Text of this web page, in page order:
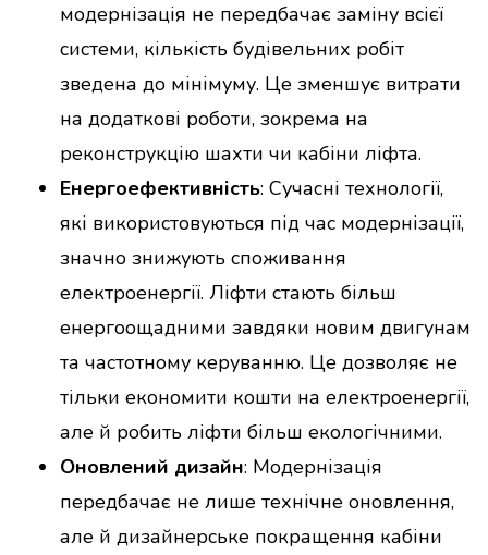
модернізація не передбачає заміну всієї
системи, кількість будівельних робіт
зведена до мінімуму. Це зменшує витрати
на додаткові роботи, зокрема на
реконструкцію шахти чи кабіни ліфта.
Енергоефективність: Сучасні технології,
які використовуються під час модернізації,
значно знижують споживання
електроенергії. Ліфти стають більш
енергоощадними завдяки новим двигунам
та частотному керуванню. Це дозволяє не
тільки економити кошти на електроенергії,
але й робить ліфти більш екологічними.
Оновлений дизайн: Модернізація
передбачає не лише технічне оновлення,
але й дизайнерське покращення кабіни